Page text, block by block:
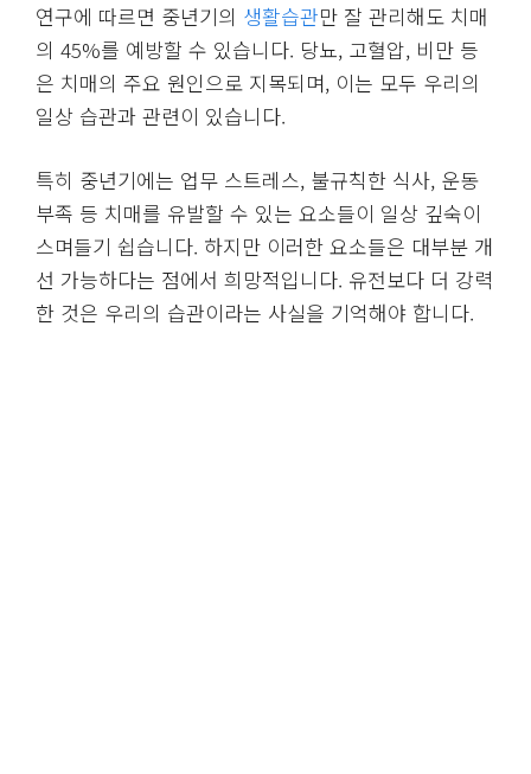
연구에 따르면 중년기의 생활습관만 잘 관리해도 치매
의 45%를 예방할 수 있습니다. 당뇨, 고혈압, 비만 등
은 치매의 주요 원인으로 지목되며, 이는 모두 우리의
일상 습관과 관련이 있습니다.
특히 중년기에는 업무 스트레스, 불규칙한 식사, 운동
부족 등 치매를 유발할 수 있는 요소들이 일상 깊숙이
스며들기 쉽습니다. 하지만 이러한 요소들은 대부분 개
선 가능하다는 점에서 희망적입니다. 유전보다 더 강력
한 것은 우리의 습관이라는 사실을 기억해야 합니다.